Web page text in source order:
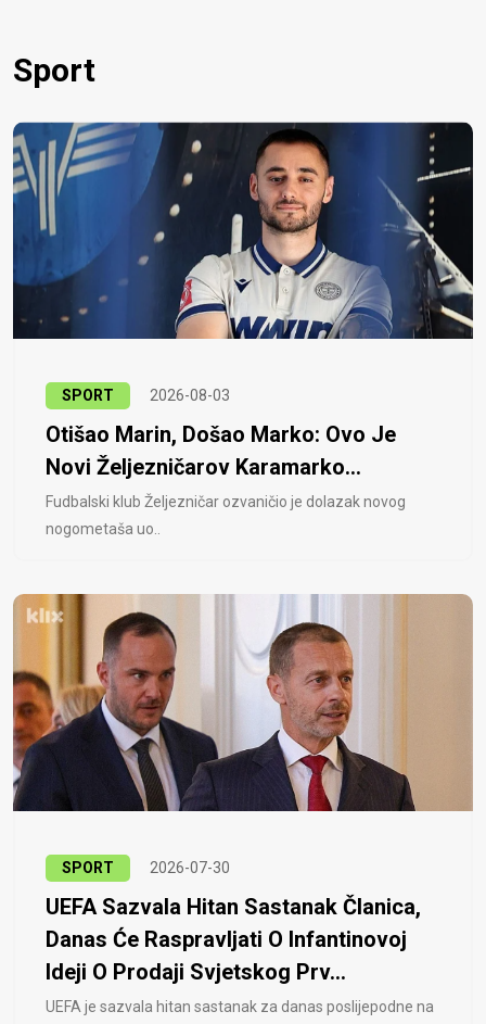
Sport
SPORT 2026-08-03
Otišao Marin, Došao Marko: Ovo Je
Novi Željezničarov Karamarko...
Fudbalski klub Željezničar ozvaničio je dolazak novog
nogometaša uo..
SPORT 2026-07-30
UEFA Sazvala Hitan Sastanak Članica,
Danas Će Raspravljati O Infantinovoj
Ideji O Prodaji Svjetskog Prv...
UEFA je sazvala hitan sastanak za danas poslijepodne na